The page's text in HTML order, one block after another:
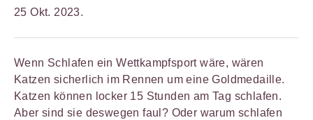
25 Okt. 2023.
Wenn Schlafen ein Wettkampfsport wäre, wären
Katzen sicherlich im Rennen um eine Goldmedaille.
Katzen können locker 15 Stunden am Tag schlafen.
Aber sind sie deswegen faul? Oder warum schlafen